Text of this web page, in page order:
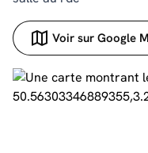
Voir sur Google